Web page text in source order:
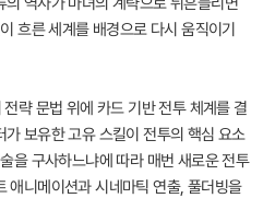
흐른 세계를 배경으로 다시 움직이기
략 문법 위에 카드 기반 전투 체계를 결
보유한 고유 스킬이 전투의 핵심 요소
을 구사하느냐에 따라 매번 새로운 전투
애니메이션과 시네마틱 연출, 풀더빙을